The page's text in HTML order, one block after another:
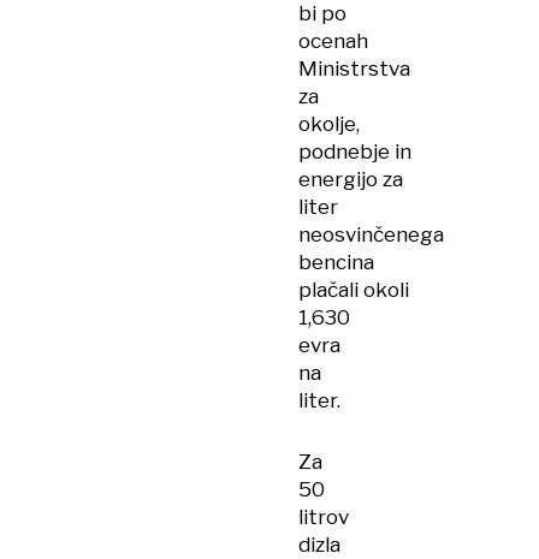
bi po
ocenah
Ministrstva
za
okolje,
podnebje in
energijo za
liter
neosvinčenega
bencina
plačali okoli
1,630
evra
na
liter.
Za
50
litrov
dizla